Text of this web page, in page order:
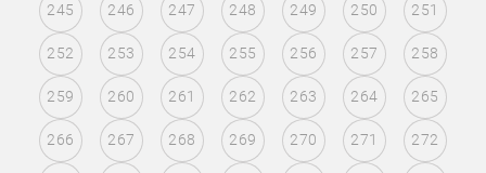
245 246 247 248 249 250 251
252 253 254 255 256 257 258
259 260 261 262 263 264 265
266 267 268 269 270 271 272